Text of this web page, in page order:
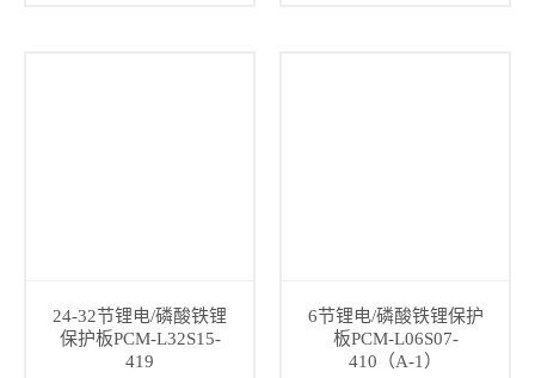
24-32节锂电/磷酸铁锂
保护板PCM-L32S15-
419
6节锂电/磷酸铁锂保护
板PCM-L06S07-
410（A-1）